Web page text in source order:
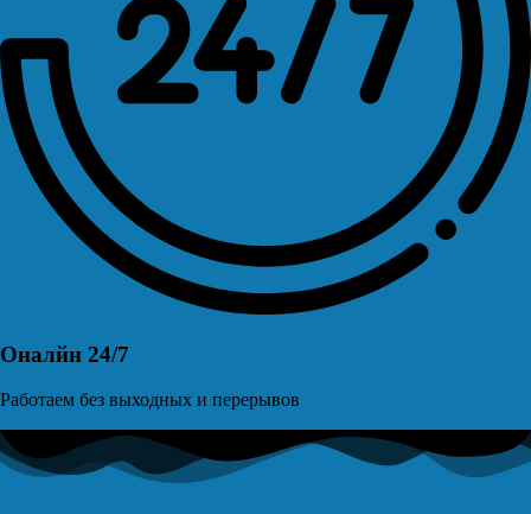
Оналйн 24/7
Работаем без выходных и перерывов